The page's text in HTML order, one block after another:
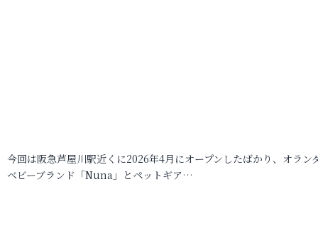
今回は阪急芦屋川駅近くに2026年4月にオープンしたばかり、オラン
ベビーブランド「Nuna」とペットギア…